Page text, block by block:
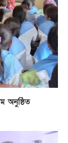
অনুষ্ঠিত